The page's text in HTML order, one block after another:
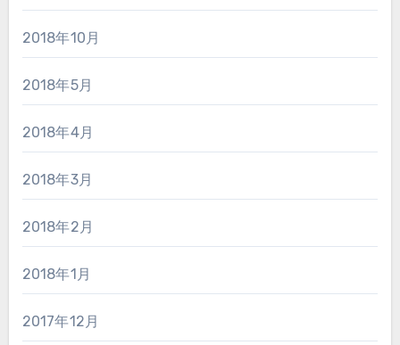
2018年10月
2018年5月
2018年4月
2018年3月
2018年2月
2018年1月
2017年12月